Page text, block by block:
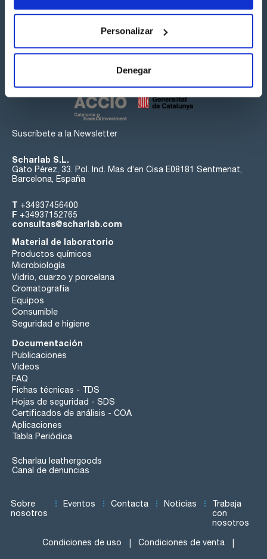
Personalizar
Denegar
Suscríbete a la Newsletter
Scharlab S.L.
Gato Pérez, 33. Pol. Ind. Mas d’en Cisa E08181 Sentmenat,
Barcelona, España
T +34937456400
F +34937152765
consultas@scharlab.com
Material de laboratorio
Productos químicos
Microbiología
Vidrio, cuarzo y porcelana
Cromatografía
Equipos
Consumible
Seguridad e higiene
Documentación
Publicaciones
Videos
FAQ
Fichas técnicas - TDS
Hojas de seguridad - SDS
Certificados de análisis - COA
Aplicaciones
Tabla Periódica
Scharlau leathergoods
Canal de denuncias
Sobre
nosotros
Eventos Contacta Noticias
Trabaja
con
nosotros
Condiciones de uso Condiciones de venta